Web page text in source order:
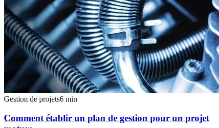
Gestion de projets6 min
Comment établir un plan de gestion pour un projet